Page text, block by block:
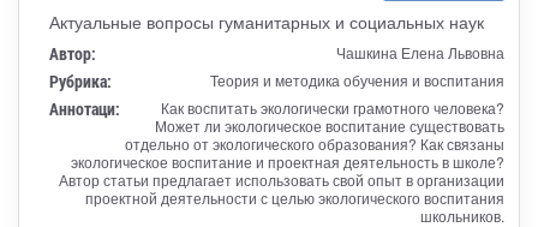
Актуальные вопросы гуманитарных и социальных наук
Автор: Чашкина Елена Львовна
Рубрика: Теория и методика обучения и воспитания
Аннотаци:
Как воспитать экологически грамотного человека?
Может ли экологическое воспитание существовать
отдельно от экологического образования? Как связаны
экологическое воспитание и проектная деятельность в школе?
Автор статьи предлагает использовать свой опыт в организации
проектной деятельности с целью экологического воспитания
школьников.